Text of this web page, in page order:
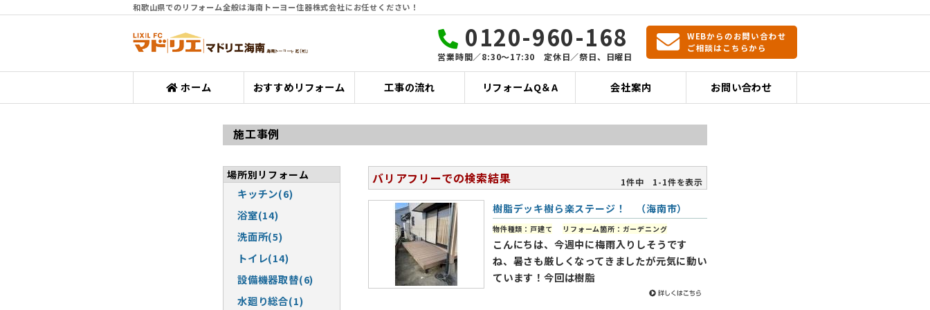
和歌山県でのリフォーム全般は海南トーヨー住器株式会社にお任せください！
0120-960-168
営業時間／8:30〜17:30 定休日／祭日、日曜日
WEBからのお問い合わせ
ご相談はこちらから
ホーム おすすめリフォーム 工事の流れ リフォームQ＆A 会社案内 お問い合わせ
施工事例
場所別リフォーム
キッチン(6)
浴室(14)
洗面所(5)
トイレ(14)
設備機器取替(6)
水廻り総合(1)
バリアフリーでの検索結果 1件中 1-1件を表示
樹脂デッキ樹ら楽ステージ！ （海南市）
物件種類：戸建て リフォーム箇所：ガーデニング
こんにちは、今週中に梅雨入りしそうです
ね、暑さも厳しくなってきましたが元気に動い
ています！今回は樹脂